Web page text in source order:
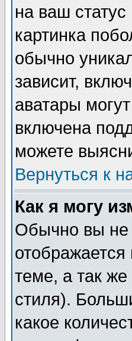
на ваш
картинка
обычно
зависит,
аватары
включена
можете
Вернуться к
Как я могу
Обычно вы не
теме, а так
стиля).
какое